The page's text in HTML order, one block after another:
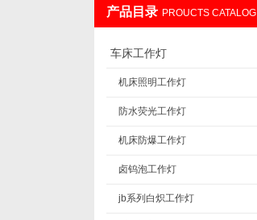
产品目录 PROUCTS CATALOG
车床工作灯
机床照明工作灯
防水荧光工作灯
机床防爆工作灯
卤钨泡工作灯
jb系列白炽工作灯